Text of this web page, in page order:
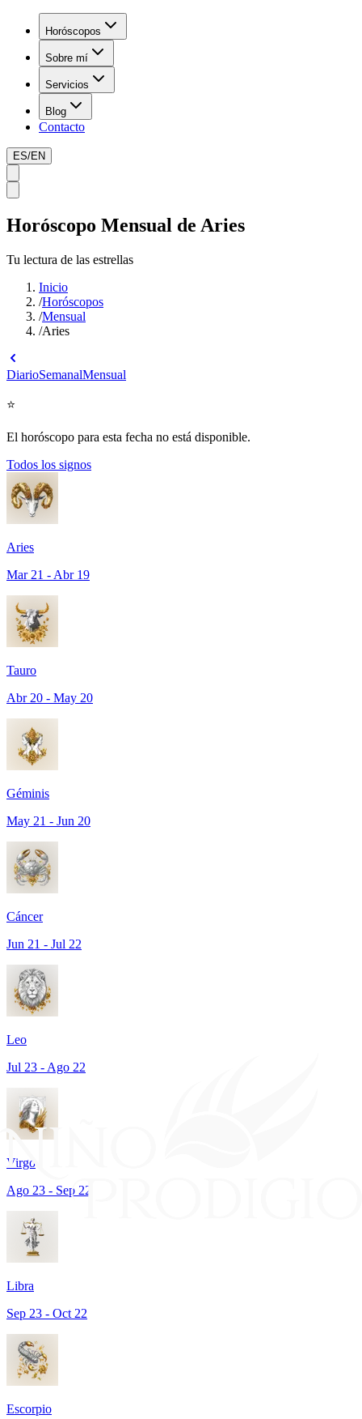
Horóscopos
Sobre mí
Servicios
Blog
Contacto
ES/EN
Horóscopo Mensual de Aries
Tu lectura de las estrellas
Inicio
/Horóscopos
/Mensual
/Aries
DiarioSemanalMensual
⭐
El horóscopo para esta fecha no está disponible.
Todos los signos
Aries
Mar 21 - Abr 19
Tauro
Abr 20 - May 20
Géminis
May 21 - Jun 20
Cáncer
Jun 21 - Jul 22
Leo
Jul 23 - Ago 22
Virgo
Ago 23 - Sep 22
Libra
Sep 23 - Oct 22
Escorpio